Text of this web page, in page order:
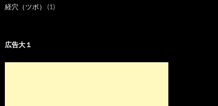
経穴（ツボ） (1)
広告大１